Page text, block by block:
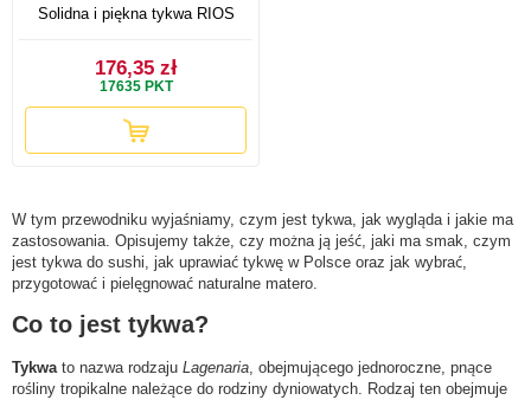
Solidna i piękna tykwa RIOS
176,35 zł
17635PKT
W tym przewodniku wyjaśniamy, czym jest tykwa, jak wygląda i jakie ma
zastosowania. Opisujemy także, czy można ją jeść, jaki ma smak, czym
jest tykwa do sushi, jak uprawiać tykwę w Polsce oraz jak wybrać,
przygotować i pielęgnować naturalne matero.
Co to jest tykwa?
Tykwato nazwa rodzaju Lagenaria, obejmującego jednoroczne, pnące
rośliny tropikalne należące do rodziny dyniowatych. Rodzaj ten obejmuje